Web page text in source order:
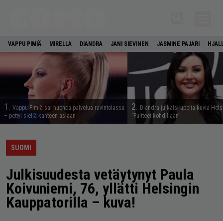
VAPPU PIMIÄ MIRELLA DIANDRA JANI SIEVINEN JASMINE PAJARI
1. Vappu Pimiä sai huonoa palvelua ravintolassa
– pettyi siellä kahteen asiaan
2. Diandra julkaisi upeita kuvia
”Puitteet kohdillaan”
SUOMI
Julkisuudesta vetäytynyt Paula
Koivuniemi, 76, yllätti Helsingin
Kauppatorilla – kuva!